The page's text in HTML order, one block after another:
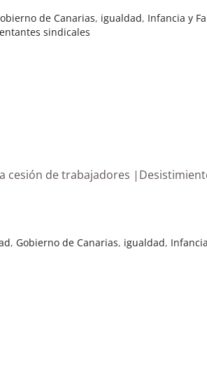
de Canarias, igualdad, Infancia y
sindicales
cesión de trabajadores
, Gobierno de Canarias, igualdad,